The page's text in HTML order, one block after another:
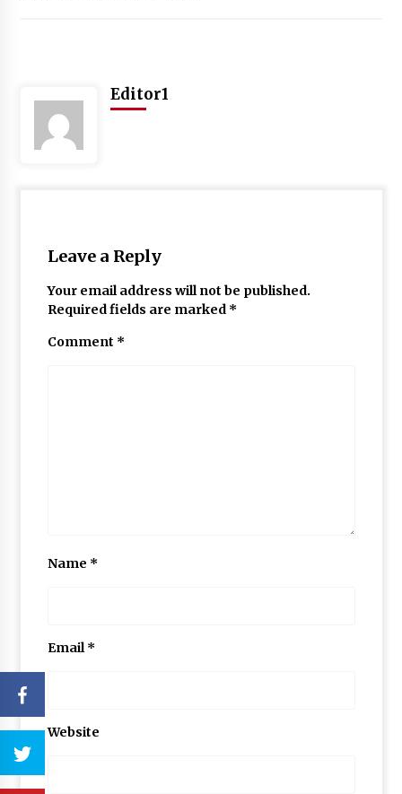
Thought Of The Day 10 May
May 10, 2022
Editor1
Leave a Reply
Your email address will not be published.
Required fields are marked *
Comment *
Name *
Email*
Website